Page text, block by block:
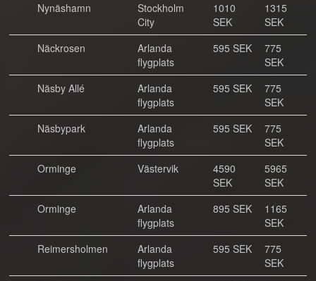
Nynäshamn
Stockholm
City
1010
SEK
1315
SEK
Näckrosen
Arlanda
flygplats
595 SEK
775
SEK
Näsby Allé
Arlanda
flygplats
595 SEK
775
SEK
Näsbypark
Arlanda
flygplats
595 SEK
775
SEK
Orminge
Västervik
4590
SEK
5965
SEK
Orminge
Arlanda
flygplats
895 SEK
1165
SEK
Reimersholmen
Arlanda
flygplats
595 SEK
775
SEK